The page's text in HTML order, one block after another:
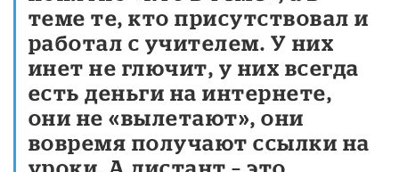
теме те, кто присутствовал и
работал с учителем. У них
инет не глючит, у них всегда
есть деньги на интернете,
они не «вылетают», они
вовремя получают ссылки на
уроки. А дистант – это